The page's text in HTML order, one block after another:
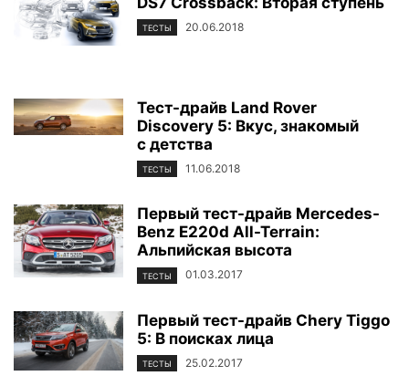
ТЕСТЫ 20.06.2018
Тест-драйв Land Rover
Discovery 5: Вкус, знакомый
с детства
ТЕСТЫ 11.06.2018
Первый тест-драйв Mercedes-
Benz Е220d All-Terrain:
Альпийская высота
ТЕСТЫ 01.03.2017
Первый тест-драйв Chery Tiggo
5: В поисках лица
ТЕСТЫ 25.02.2017